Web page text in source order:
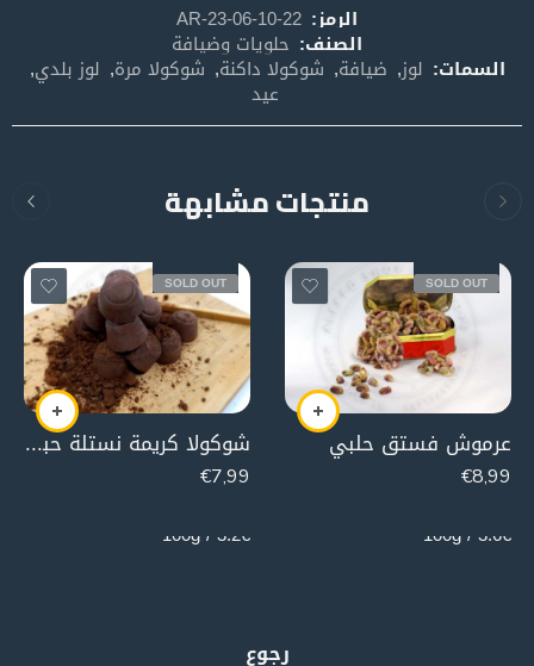
الرمز: AR-23-06-10-22
الصنف: حلويات وضيافة
السمات: لوز, ضيافة, شوكولا داكنة, شوكولا مرة, لوز بلدي,
عيد
منتجات مشابهة
SOLD OUT
عرموش فستق حلبي
€8,99
3.6€ / 100g
SOLD OUT
شوكولا كريمة نستلة حبة ناعمة
€7,99
3.2€ / 100g